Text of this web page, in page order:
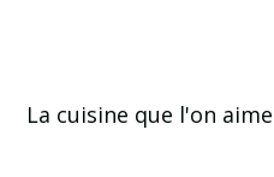
La cuisine que l'on aime